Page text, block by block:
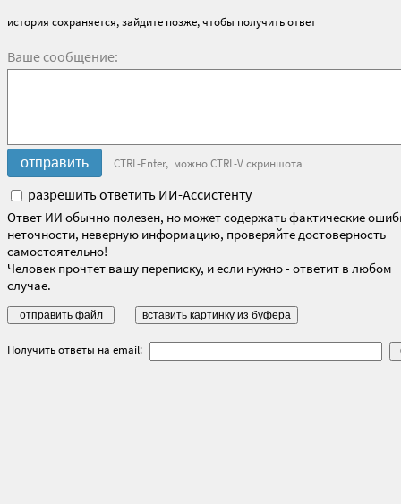
история сохраняется, зайдите позже, чтобы получить ответ
Ваше сообщение:
CTRL-Enter, можно CTRL-V скриншота
разрешить ответить ИИ-Ассистенту
Ответ ИИ обычно полезен, но может содержать фактические
неточности, неверную информацию, проверяйте достоверность
самостоятельно!
Человек прочтет вашу переписку, и если нужно - ответит в любом
случае.
Получить ответы на email: